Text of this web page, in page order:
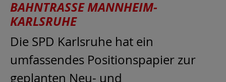
AHNTRASSE MANNHEIM-K
ARLSRUHE
Die SPD Karlsruhe hat ein
umfassendes Positionspapier zur
geplanten Neu- und